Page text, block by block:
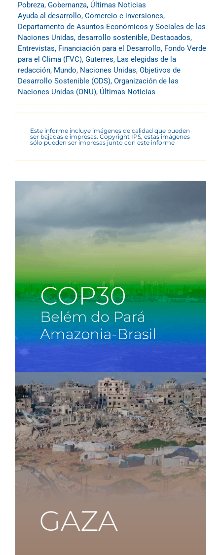
Pobreza, Gobernanza, Últimas Noticias
Ayuda al desarrollo, Comercio e inversiones,
Departamento de Asuntos Económicos y Sociales de las
Naciones Unidas, desarrollo sostenible, Destacados,
Entrevistas, Financiación para el Desarrollo, Fondo Verde
para el Clima (FVC), Guterres, Las elegidas de la
redacción, Mundo, Naciones Unidas, Objetivos de
Desarrollo Sostenible (ODS), Organización de las
Naciones Unidas (ONU), Últimas Noticias
Este informe incluye imágenes de calidad que pueden
ser bajadas e impresas. Copyright IPS, estas imágenes
sólo pueden ser impresas junto con este informe